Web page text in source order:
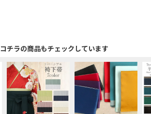
チラの商品もチェックしています